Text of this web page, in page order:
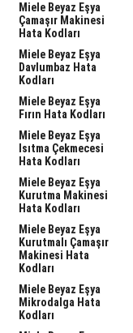
Miele Beyaz Eşya
Çamaşır Makinesi
Hata Kodları
Miele Beyaz Eşya
Davlumbaz Hata
Kodları
Miele Beyaz Eşya
Fırın Hata Kodları
Miele Beyaz Eşya
Isıtma Çekmecesi
Hata Kodları
Miele Beyaz Eşya
Kurutma Makinesi
Hata Kodları
Miele Beyaz Eşya
Kurutmalı Çamaşır
Makinesi Hata
Kodları
Miele Beyaz Eşya
Mikrodalga Hata
Kodları